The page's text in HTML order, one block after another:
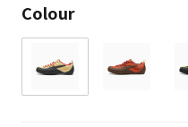
Colour